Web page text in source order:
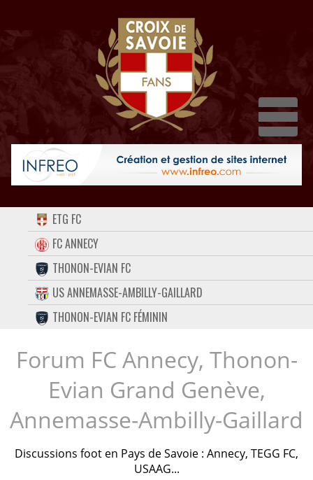
ACCUEIL
FORUM
CONTACT
FACEBOOK
TWITTER
INSTAGRAM
ETG FC
FC ANNECY
THONON-EVIAN FC
US ANNEMASSE-AMBILLY-GAILLARD
THONON-EVIAN FC FÉMININ
Forum FC Annecy, Thonon-
Evian Grand Genève,
Annemasse-Ambilly-Gaillard
Discussions foot en Pays de Savoie : Annecy, TEGG FC,
USAAG...